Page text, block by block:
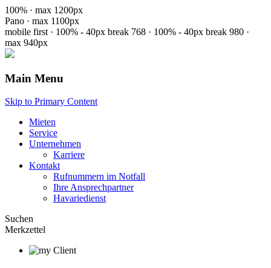
100% · max 1200px
Pano · max 1100px
mobile first · 100% - 40px break 768 · 100% - 40px break 980 ·
max 940px
Main Menu
Skip to Primary Content
Mieten
Service
Unternehmen
Karriere
Kontakt
Rufnummern im Notfall
Ihre Ansprechpartner
Havariedienst
Suchen
Merkzettel